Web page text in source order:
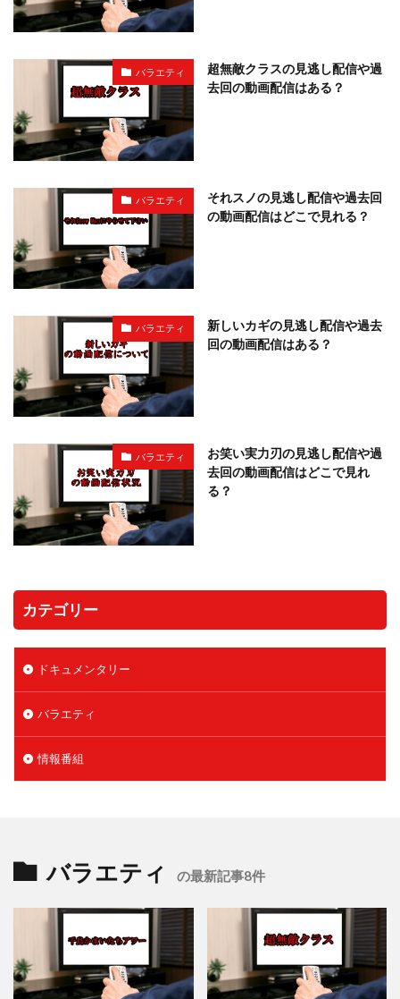
バラエティ
超無敵クラスの見逃し配信や過
去回の動画配信はある？
バラエティ
それスノの見逃し配信や過去回
の動画配信はどこで見れる？
バラエティ
新しいカギの見逃し配信や過去
回の動画配信はある？
バラエティ
お笑い実力刃の見逃し配信や過
去回の動画配信はどこで見れ
る？
カテゴリー
ドキュメンタリー
バラエティ
情報番組
バラエティ の最新記事8件